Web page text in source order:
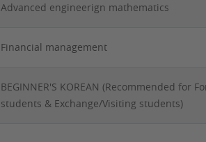
Advanced engineerign mathematics
Financial management
BEGINNER'S KOREAN (Recommended for
students & Exchange/Visiting students)